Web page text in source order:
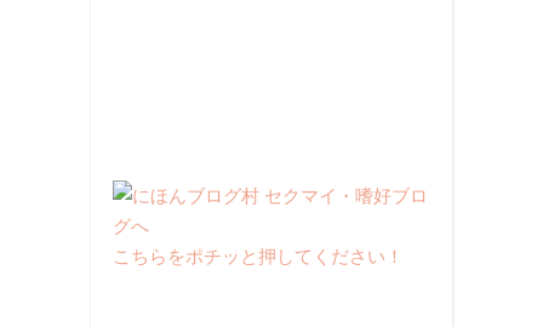
こちらをポチッと押してください！